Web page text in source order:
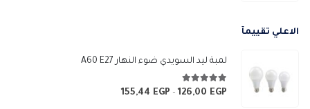
الاعلي تقييمآ
لمبة ليد السويدي ضوء النهار A60 E27
5.00 من 5
126,00 EGP
–
155,44 EGP